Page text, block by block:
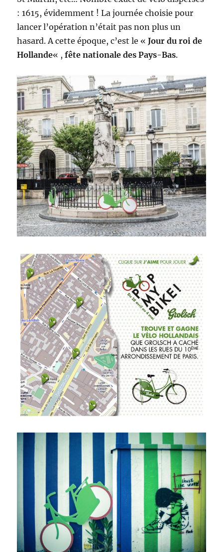
: 1615, évidemment ! La journée choisie pour
lancer l’opération n’était pas non plus un
hasard. A cette époque, c’est le «Jour du roi de
Hollande« ,fête nationale des Pays-Bas.